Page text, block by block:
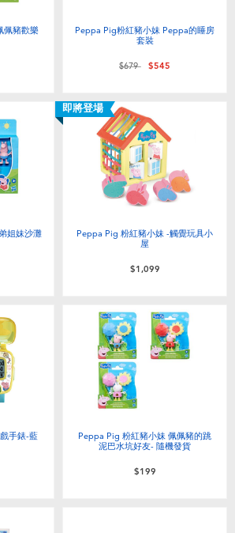
佩豬歡樂
Peppa Pig粉紅豬小妹 Peppa的睡房
套裝
價格從
$679至$545
姐妹沙灘
即將登場
Peppa Pig 粉紅豬小妹 -觸覺玩具小
屋
$1,099
手錶-藍
Peppa Pig 粉紅豬小妹 佩佩豬的跳
泥巴水坑好友- 隨機發貨
$199